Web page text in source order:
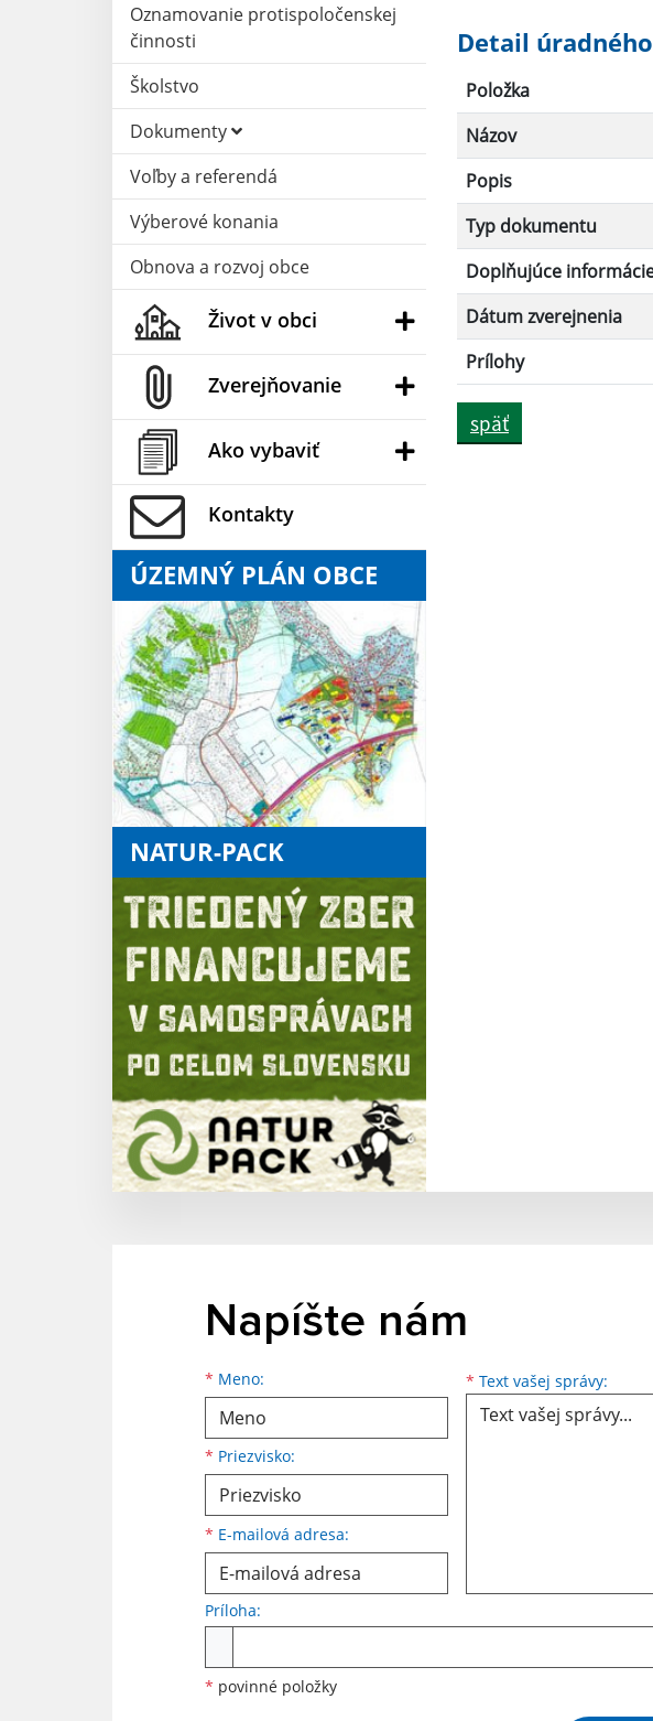
Oznamovanie protispoločenskej
činnosti
Školstvo
Dokumenty
Voľby a referendá
Výberové konania
Obnova a rozvoj obce
Život v obci
Zverejňovanie
Ako vybaviť
Kontakty
ÚZEMNÝ PLÁN OBCE
NATUR-PACK
Filtrovať
Detail
Položka
Názov
Popis
Typ dokumentu
Doplňujúce
Dátum zverejnenia
Prílohy
späť
Napíšte nám
* Meno:
Meno
* Priezvisko:
Priezvisko
* E-mailová adresa:
E-mailová adresa * Text vašej správy:
Príloha:
* povinné položky